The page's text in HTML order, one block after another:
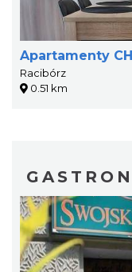
Apartamenty
Racibórz
0.51 km